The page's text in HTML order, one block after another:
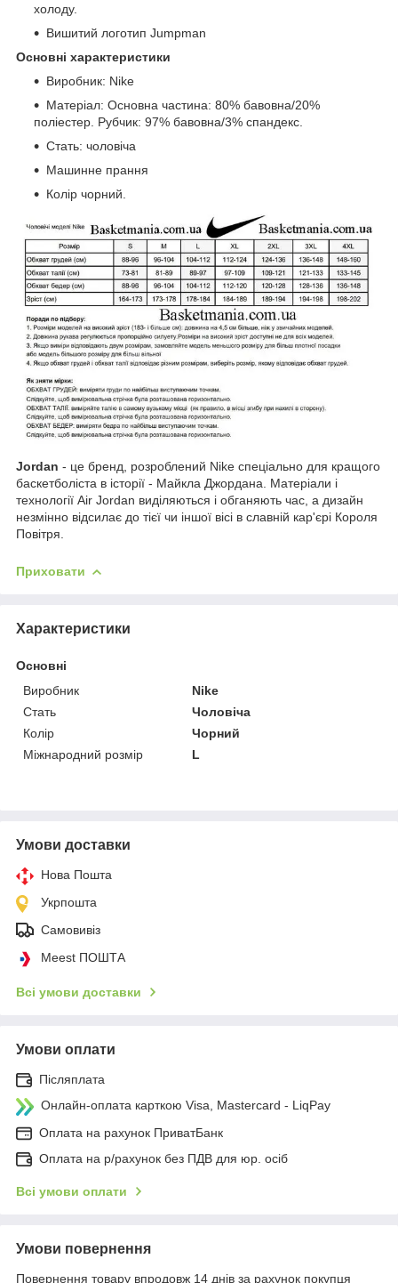
холоду.
Вишитий логотип Jumpman
Основні характеристики
Виробник: Nike
Матеріал: Основна частина: 80% бавовна/20%
поліестер. Рубчик: 97% бавовна/3% спандекс.
Стать: чоловіча
Машинне прання
Колір чорний.
Jordan - це бренд, розроблений Nike спеціально для кращого
баскетболіста в історії - Майкла Джордана. Матеріали і
технології Air Jordan виділяються і обганяють час, а дизайн
незмінно відсилає до тієї чи іншої вісі в славній кар'єрі Короля
Повітря.
Приховати
Характеристики
Основні
Виробник
Nike
Стать
Чоловіча
Колір
Чорний
Міжнародний розмір
L
Умови доставки
Нова Пошта
Укрпошта
Самовивіз
Meest ПОШТА
Всі умови доставки
Умови оплати
Післяплата
Онлайн-оплата карткою Visa, Mastercard - LiqPay
Оплата на рахунок ПриватБанк
Оплата на р/рахунок без ПДВ для юр. осіб
Всі умови оплати
Умови повернення
Повернення товару впродовж 14 днів за рахунок покупця